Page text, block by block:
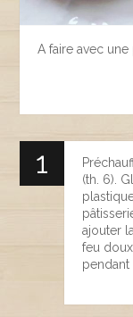
A faire avec une
(th. 6).
ajouter
feu
pendant